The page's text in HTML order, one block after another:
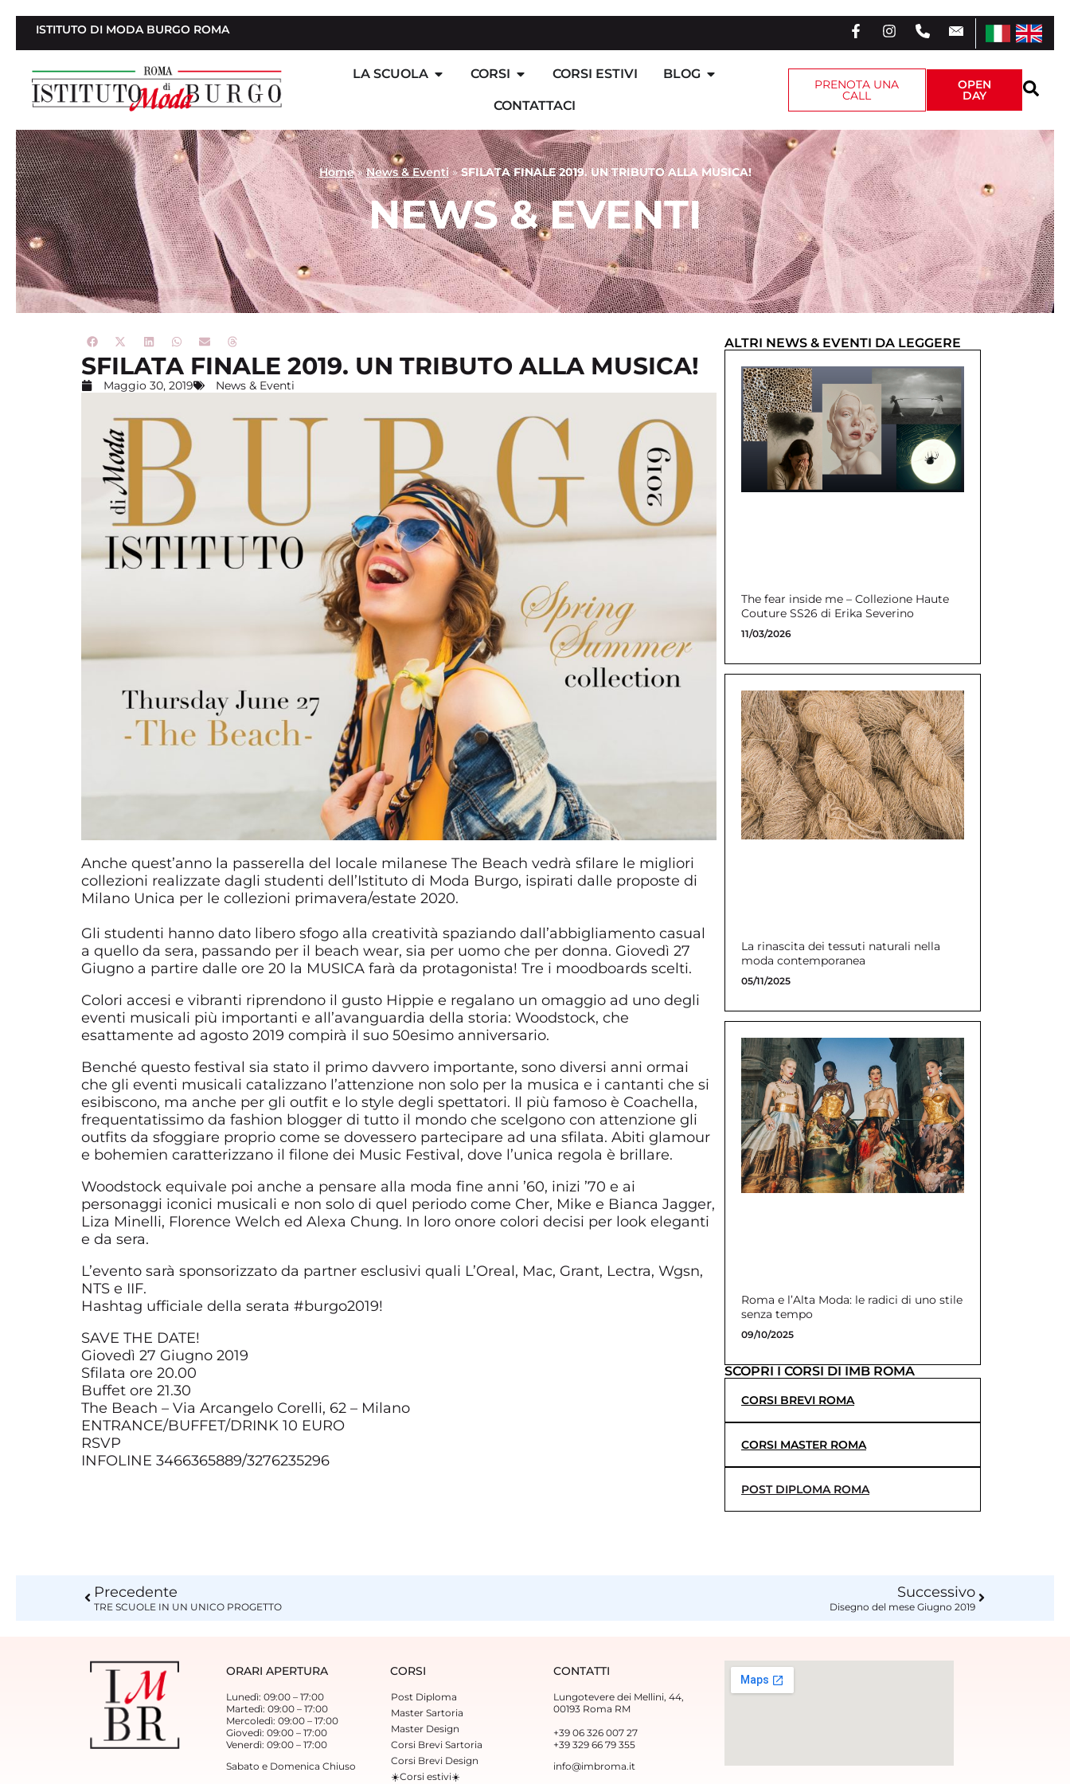
ISTITUTO DI MODA BURGO ROMA
LA SCUOLA CORSI CORSI ESTIVI BLOG
CONTATTACI
PRENOTA UNA
CALL
OPEN
DAY
Home»News & Eventi»SFILATA FINALE 2019. UN TRIBUTO ALLA MUSICA!
NEWS & EVENTI
SFILATA FINALE 2019. UN TRIBUTO ALLA MUSICA!
Maggio 30, 2019 News & Eventi
Anche quest’anno la passerella del locale milanese The Beach vedrà sfilare le migliori
collezioni realizzate dagli studenti dell’Istituto di Moda Burgo, ispirati dalle proposte di
Milano Unica per le collezioni primavera/estate 2020.
Gli studenti hanno dato libero sfogo alla creatività spaziando dall’abbigliamento casual
a quello da sera, passando per il beach wear, sia per uomo che per donna. Giovedì 27
Giugno a partire dalle ore 20 la MUSICA farà da protagonista! Tre i moodboards scelti.
Colori accesi e vibranti riprendono il gusto Hippie e regalano un omaggio ad uno degli
eventi musicali più importanti e all’avanguardia della storia: Woodstock, che
esattamente ad agosto 2019 compirà il suo 50esimo anniversario.
Benché questo festival sia stato il primo davvero importante, sono diversi anni ormai
che gli eventi musicali catalizzano l’attenzione non solo per la musica e i cantanti che si
esibiscono, ma anche per gli outfit e lo style degli spettatori. Il più famoso è Coachella,
frequentatissimo da fashion blogger di tutto il mondo che scelgono con attenzione gli
outfits da sfoggiare proprio come se dovessero partecipare ad una sfilata. Abiti glamour
e bohemien caratterizzano il filone dei Music Festival, dove l’unica regola è brillare.
Woodstock equivale poi anche a pensare alla moda fine anni ’60, inizi ’70 e ai
personaggi iconici musicali e non solo di quel periodo come Cher, Mike e Bianca Jagger,
Liza Minelli, Florence Welch ed Alexa Chung. In loro onore colori decisi per look eleganti
e da sera.
L’evento sarà sponsorizzato da partner esclusivi quali L’Oreal, Mac, Grant, Lectra, Wgsn,
NTS e IIF.
Hashtag ufficiale della serata #burgo2019!
SAVE THE DATE!
Giovedì 27 Giugno 2019
Sfilata ore 20.00
Buffet ore 21.30
The Beach – Via Arcangelo Corelli, 62 – Milano
ENTRANCE/BUFFET/DRINK 10 EURO
RSVP
INFOLINE 3466365889/3276235296
ALTRI NEWS & EVENTI DA LEGGERE
The fear inside me – Collezione Haute
Couture SS26 di Erika Severino
11/03/2026
La rinascita dei tessuti naturali nella
moda contemporanea
05/11/2025
Roma e l’Alta Moda: le radici di uno stile
senza tempo
09/10/2025
SCOPRI I CORSI DI IMB ROMA
CORSI BREVI ROMA
CORSI MASTER ROMA
POST DIPLOMA ROMA
Precedente
TRE SCUOLE IN UN UNICO PROGETTO
Successivo
Disegno del mese Giugno 2019
ORARI APERTURA
Lunedì: 09:00 – 17:00
Martedì: 09:00 – 17:00
Mercoledì: 09:00 – 17:00
Giovedì: 09:00 – 17:00
Venerdì: 09:00 – 17:00
Sabato e Domenica Chiuso
CORSI
Post Diploma
Master Sartoria
Master Design
Corsi Brevi Sartoria
Corsi Brevi Design
☀️Corsi estivi☀️
CONTATTI
Lungotevere dei Mellini, 44,
00193 Roma RM
+39 06 326 007 27
+39 329 66 79 355‬
info@imbroma.it